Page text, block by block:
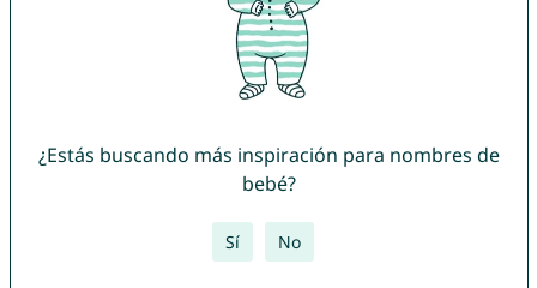
¿Estás buscando más inspiración para nombres de
bebé?
Sí No